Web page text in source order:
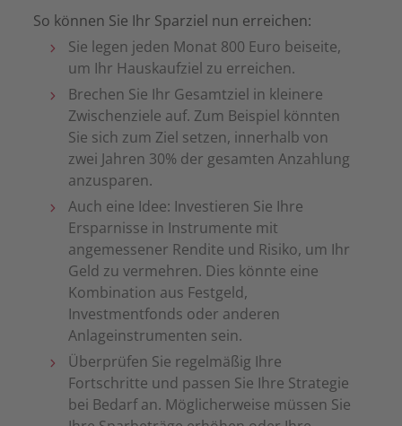
So können Sie Ihr Sparziel nun erreichen:
Sie legen jeden Monat 800 Euro beiseite,
um Ihr Hauskaufziel zu erreichen.
Brechen Sie Ihr Gesamtziel in kleinere
Zwischenziele auf. Zum Beispiel könnten
Sie sich zum Ziel setzen, innerhalb von
zwei Jahren 30% der gesamten Anzahlung
anzusparen.
Auch eine Idee: Investieren Sie Ihre
Ersparnisse in Instrumente mit
angemessener Rendite und Risiko, um Ihr
Geld zu vermehren. Dies könnte eine
Kombination aus Festgeld,
Investmentfonds oder anderen
Anlageinstrumenten sein.
Überprüfen Sie regelmäßig Ihre
Fortschritte und passen Sie Ihre Strategie
bei Bedarf an. Möglicherweise müssen Sie